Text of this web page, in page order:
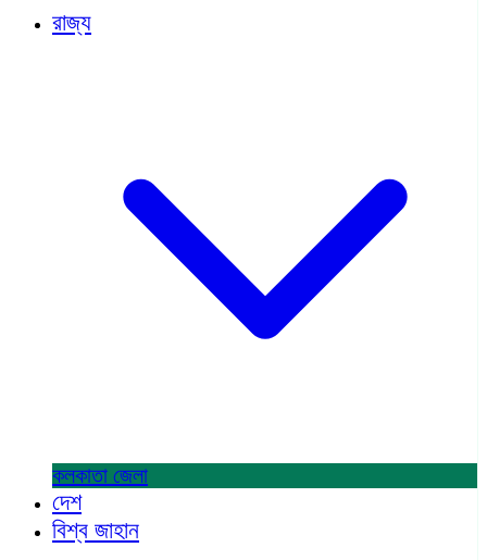
রাজ্য
কলকাতা জেলা
দেশ
বিশ্ব জাহান